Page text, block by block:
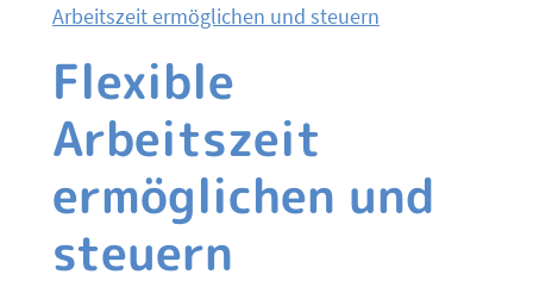
Arbeitszeit ermöglichen und steuern
Flexible
Arbeitszeit
ermöglichen und
steuern